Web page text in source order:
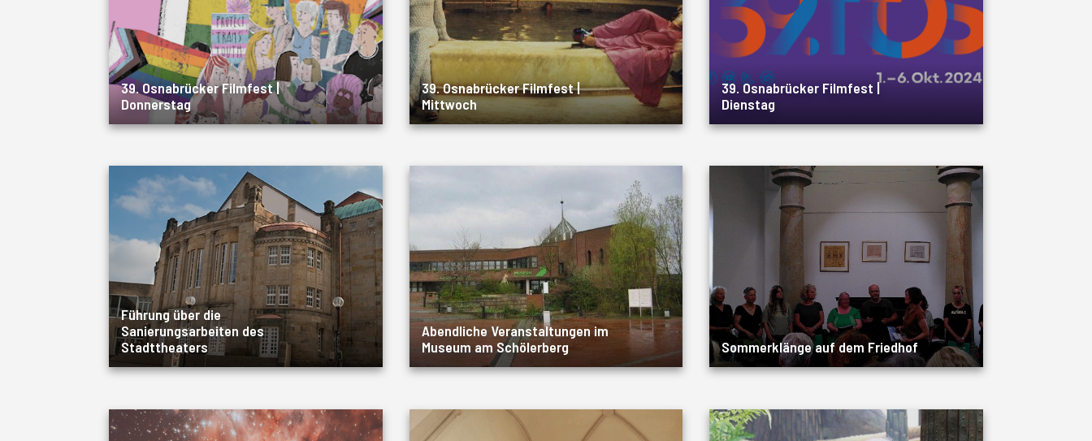
39. Osnabrücker Filmfest |
Donnerstag
39. Osnabrücker Filmfest |
Mittwoch
39. Osnabrücker Filmfest |
Dienstag
Führung über die
Sanierungsarbeiten des
Stadttheaters
Abendliche Veranstaltungen im
Museum am Schölerberg
Sommerklänge auf dem Friedhof